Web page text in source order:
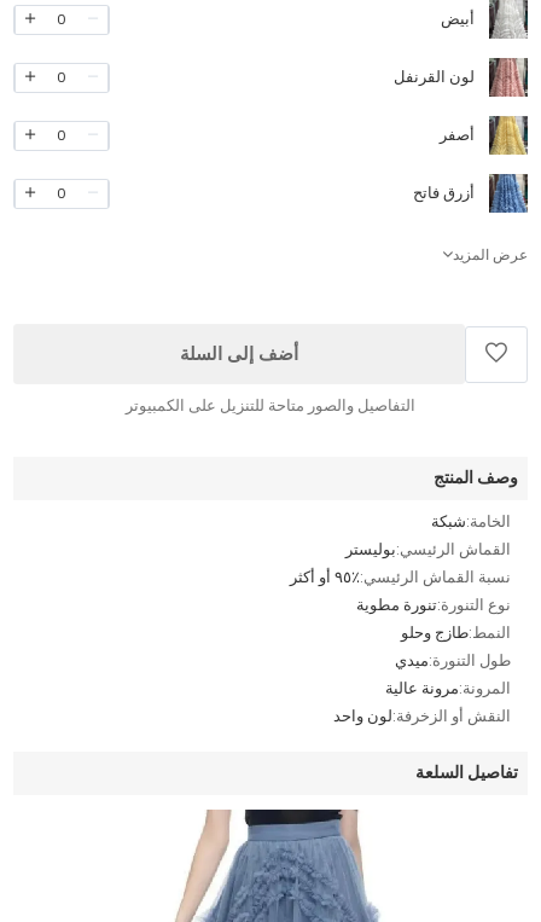
أبيض 0
لون القرنفل 0
أصفر 0
أزرق فاتح 0
عرض المزيد
أضف إلى السلة
التفاصيل والصور متاحة للتنزيل على الكمبيوتر
وصف المنتج
الخامة:شبكة
القماش الرئيسي:بوليستر
نسبة القماش الرئيسي:٪٩٥ أو أكثر
نوع التنورة:تنورة مطوية
النمط:طازج وحلو
طول التنورة:ميدي
المرونة:مرونة عالية
النقش أو الزخرفة:لون واحد
تفاصيل السلعة